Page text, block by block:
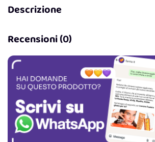
Descrizione
Recensioni (0)